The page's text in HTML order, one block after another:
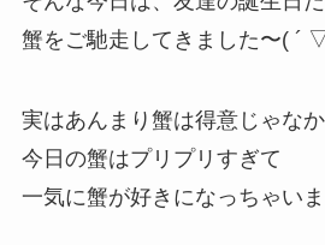
蟹をご馳走してきました〜( ´
実はあんまり蟹は得意じゃな
今日の蟹はプリプリすぎて
一気に蟹が好きになっちゃい